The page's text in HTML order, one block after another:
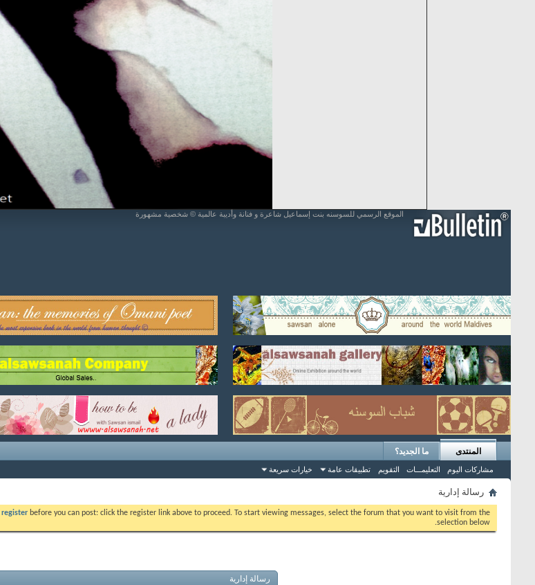
الموقع الرسمي للسوسنه بنت إسماعيل شاعرة و فنانة وأديبة عالمية © شخصية مشهورة
المنتدى
مشاركات اليوم التعليمـــات التقويم تطبيقات عامة خيارات سريعة
ما الجديد؟
رسالة إدارية
register before you can post: click the register link above to proceed. To start viewing messages, select the forum that you want to visit from the
selection below.
رسالة إدارية